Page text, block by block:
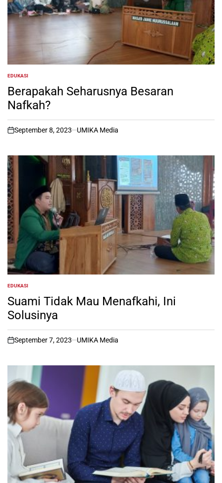
POSTED
IN
EDUKASI
Berapakah Seharusnya Besaran
Nafkah?
on
September 8, 2023 UMIKA Media
POSTED
IN
EDUKASI
Suami Tidak Mau Menafkahi, Ini
Solusinya
on
September 7, 2023 UMIKA Media